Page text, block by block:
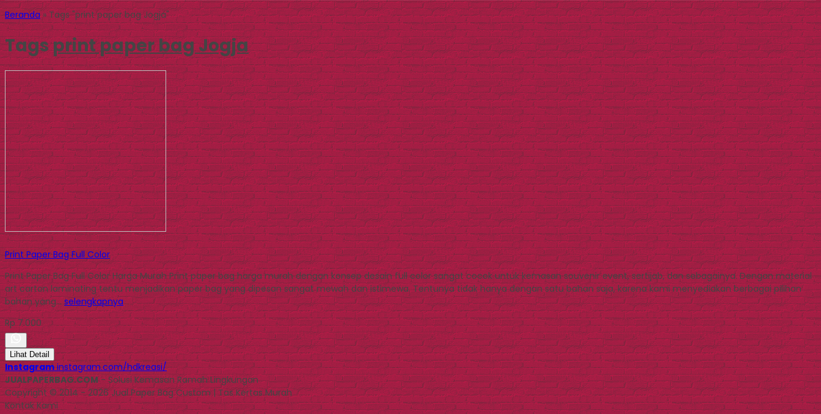
Beranda»Tags "print paper bag Jogja"
Tagsprint paper bag Jogja
Print Paper Bag Full Color
Print Paper Bag Full Color Harga Murah Print paper bag harga murah dengan konsep desain full color sangat cocok untuk kemasan souvenir event, sertijab, dan sebagainya. Dengan material
art carton laminating tentu menjadikan paper bag yang dipesan sangat mewah dan istimewa. Tentunya tidak hanya dengan satu bahan saja, karena kami menyediakan berbagai pilihan
bahan yang…selengkapnya
Rp 7.000
Lihat Detail
Instagram instagram.com/hdkreasi/
JUALPAPERBAG.COM- Solusi Kemasan Ramah Lingkungan
Copyright © 2014 - 2026 Jual Paper Bag Custom | Tas Kertas Murah
Kontak Kami